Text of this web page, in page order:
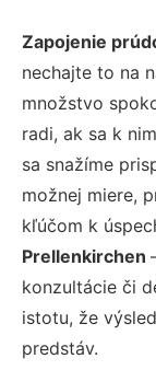
Zapojenie
nechajte to na
množstvo
radi, ak sa k
sa snažíme
možnej miere,
kľúčom k
Prellenkirchen
konzultácie či
istotu, že
predstáv.